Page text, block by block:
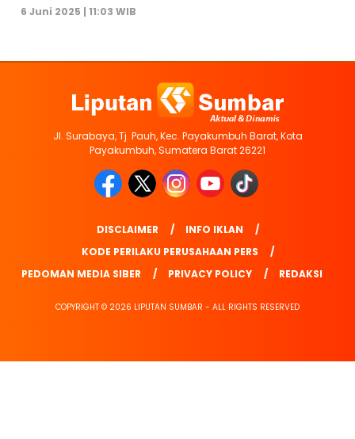
6 Juni 2025 | 11:03 WIB
Jl. Surabaya, Tj. Pauh, Kec. Payakumbuh Barat, Kota
Payakumbuh, Sumatera Barat 26221
DISCLAIMER
INFO IKLAN
KODE PERILAKU PERUSAHAAN PERS
PEDOMAN MEDIA SIBER
PRIVACY POLICY REDAKSI
COPYRIGHT © 2026 LIPUTAN SUMBAR - ALL RIGHTS RESERVED